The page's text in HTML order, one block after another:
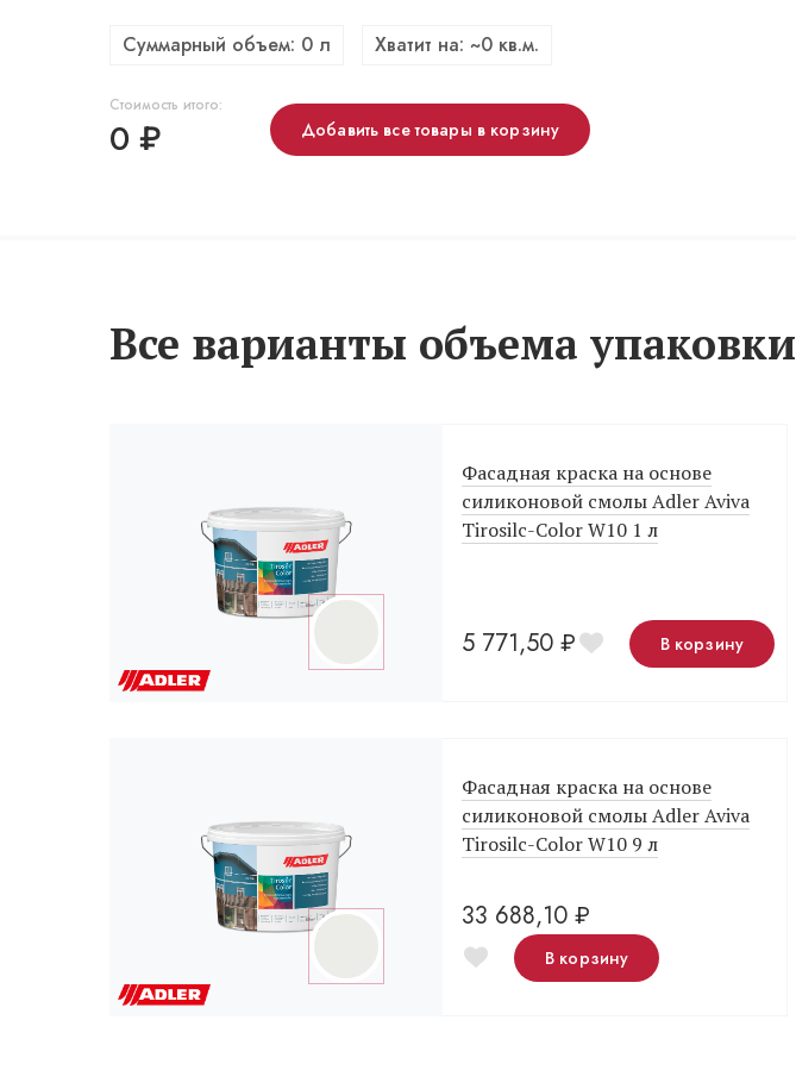
Суммарный объем: 0 л Хватит на: ~0 кв.м.
Стоимость итого:
0 ₽ Добавить все товары в корзину
Все варианты объема упаковки
Фасадная краска на основе
силиконовой смолы Adler Aviva
Tirosilc-Color W10 1 л
5 771,50 ₽ В корзину
Фасадная краска на основе
силиконовой смолы Adler Aviva
Tirosilc-Color W10 9 л
33 688,10 ₽
В корзину